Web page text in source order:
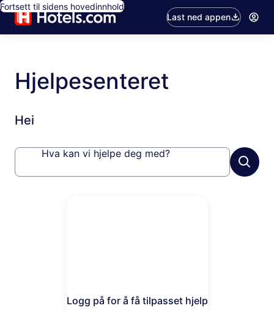
Fortsett til sidens hovedinnhold
Last ned appen
Hjelpesenteret
Hei
Hva kan vi hjelpe deg med?
Logg på for å få tilpasset hjelp